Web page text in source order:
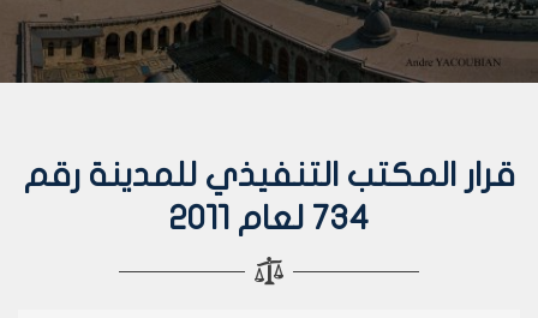
قرار المكتب التنفيذي للمدينة رقم
734 لعام 2011